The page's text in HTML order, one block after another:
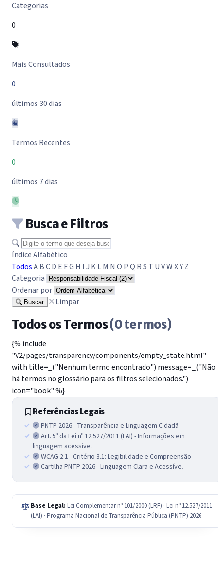
Categorias
0
Mais Consultados
0
últimos 30 dias
Termos Recentes
0
últimos 7 dias
Busca e Filtros
Buscar termo
Índice Alfabético
TodosABCD E FG H I J KLM N O PQ RS T UVWXYZ
Categoria
Ordenar por
Buscar Limpar
Todos os Termos(0 termos)
{% include
"V2/pages/transparency/components/empty_state.html"
with title=_("Nenhum termo encontrado") message=_("Não
há termos no glossário para os filtros selecionados.")
icon="book" %}
Referências Legais
PNTP 2026 - Transparência e Linguagem Cidadã
Art. 5º da Lei nº 12.527/2011 (LAI) - Informações em
linguagem acessível
WCAG 2.1 - Critério 3.1: Legibilidade e Compreensão
Cartilha PNTP 2026 - Linguagem Clara e Acessível
Base Legal: Lei Complementar nº 101/2000 (LRF) · Lei nº 12.527/2011
(LAI) · Programa Nacional de Transparência Pública (PNTP) 2026